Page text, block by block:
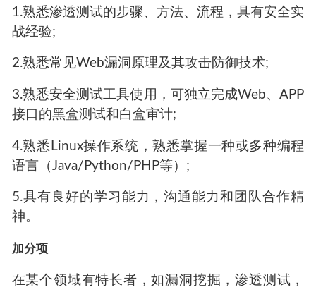
1.熟悉渗透测试的步骤、方法、流程，具有安全实
战经验;
2.熟悉常见Web漏洞原理及其攻击防御技术;
3.熟悉安全测试工具使用，可独立完成Web、APP
接口的黑盒测试和白盒审计;
4.熟悉Linux操作系统，熟悉掌握一种或多种编程
语言（Java/Python/PHP等）;
5.具有良好的学习能力，沟通能力和团队合作精
神。
加分项
在某个领域有特长者，如漏洞挖掘，渗透测试，